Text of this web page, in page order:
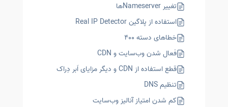
تغییر Nameserverها
استفاده از پلاگین Real IP Detector
خطاهای دسته ۴۰۰
فعال شدن وب‌سایت و CDN
قطع استفاده از CDN و دیگر مزایای اَبر دِراک
تنظیم DNS
کم شدن امتیاز آنالیز وب‌سایت